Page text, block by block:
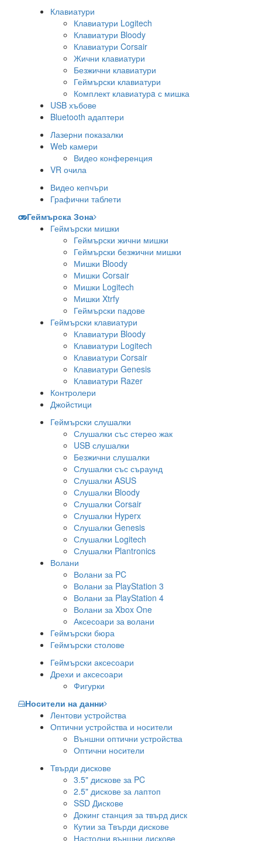
Клавиатури
Клавиатури Logitech
Клавиатури Bloody
Клавиатури Corsair
Жични клавиатури
Безжични клавиатури
Геймърски клавиатури
Комплект клавиатурa с мишка
USB хъбове
Bluetooth адаптери
Лазерни показалки
Web камери
Видео конференция
VR очила
Видео кепчъри
Графични таблети
Геймърска Зона
Геймърски мишки
Геймърски жични мишки
Геймърски безжични мишки
Мишки Bloody
Мишки Corsair
Мишки Logitech
Мишки Xtrfy
Геймърски падове
Геймърски клавиатури
Клавиатури Bloody
Клавиатури Logitech
Клавиатури Corsair
Клавиатури Genesis
Клавиатури Razer
Контролери
Джойстици
Геймърски слушалки
Слушалки със стерео жак
USB слушалки
Безжични слушалки
Слушалки със съраунд
Слушалки ASUS
Слушалки Bloody
Слушалки Corsair
Слушалки Hyperx
Слушалки Genesis
Слушалки Logitech
Слушалки Plantronics
Волани
Волани за PC
Волани за PlayStation 3
Волани за PlayStation 4
Волани за Xbox One
Аксесоари за волани
Геймърски бюра
Геймърски столове
Геймърски аксесоари
Дрехи и аксесоари
Фигурки
Носители на данни
Лентови устройства
Оптични устройства и носители
Външни оптични устройства
Оптични носители
Твърди дискове
3.5" дискове за PC
2.5" дискове за лаптоп
SSD Дискове
Докинг станция за твърд диск
Кутии за Твърди дискове
Настолни външни дискове